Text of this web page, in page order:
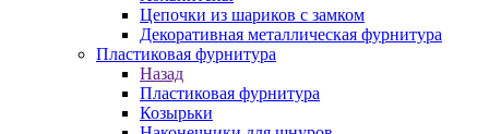
Цепочки из шариков с замком
Декоративная металлическая фурнитура
Пластиковая фурнитура
Назад
Пластиковая фурнитура
Козырьки